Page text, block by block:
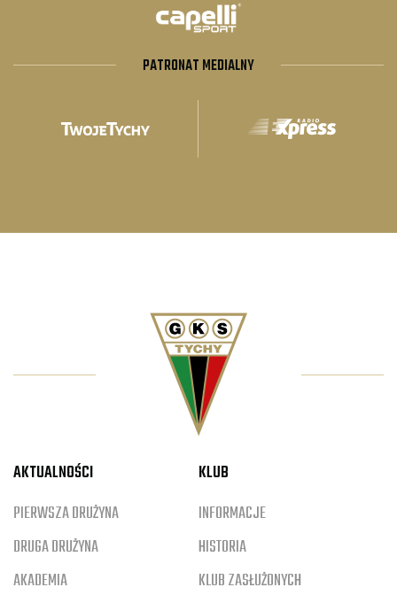
PATRONAT MEDIALNY
AKTUALNOŚCI
PIERWSZA DRUŻYNA
DRUGA DRUŻYNA
AKADEMIA
KLUB
INFORMACJE
HISTORIA
KLUB ZASŁUŻONYCH